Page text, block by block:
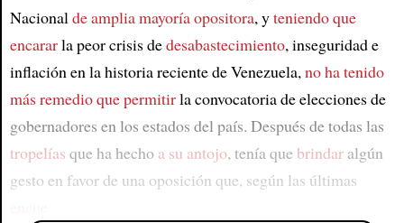
Nacionalde amplia mayoría opositora, yteniendo que
encararla peor crisis dedesabastecimiento, inseguridad e
inflación en la historia reciente de Venezuela,no ha tenido
más remedio que permitirla convocatoria de elecciones de
gobernadores en los estados del país. Después de todas las
tropelías que ha hecho a su antojo, tenía quebrindaralgún
gesto en favor de una oposición que, según las últimas